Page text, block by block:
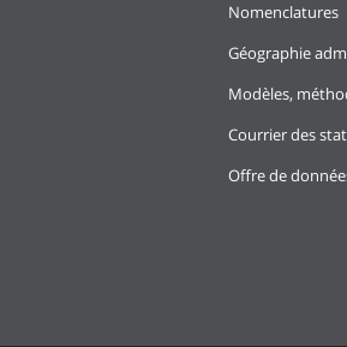
Nomenclatures
Géographie
Modèles,
Courrier des
Offre de